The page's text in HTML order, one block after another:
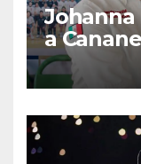
Johanna
a
medalla